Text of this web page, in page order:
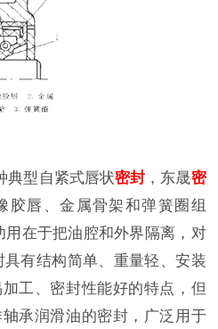
典型自紧式唇状密封 ，东晟密
胶唇、金属骨架和弹簧圈组
用在于把油腔和外界隔离，对
有结构简单、重量轻、安装
工、密封性能好的特点，但
承润滑油的密封，广泛用于